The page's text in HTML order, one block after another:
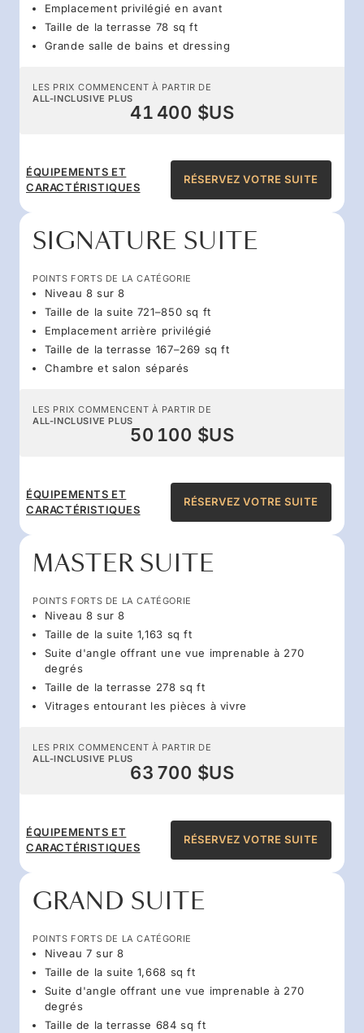
Emplacement privilégié en avant
Taille de la terrasse 78 sq ft
Grande salle de bains et dressing
LES PRIX COMMENCENT À PARTIR DE
ALL-INCLUSIVE PLUS
41 400 $US
ÉQUIPEMENTS ET
CARACTÉRISTIQUES
RÉSERVEZ VOTRE SUITE
SIGNATURE SUITE
POINTS FORTS DE LA CATÉGORIE
Niveau 8 sur 8
Taille de la suite 721–850 sq ft
Emplacement arrière privilégié
Taille de la terrasse 167–269 sq ft
Chambre et salon séparés
LES PRIX COMMENCENT À PARTIR DE
ALL-INCLUSIVE PLUS
50 100 $US
ÉQUIPEMENTS ET
CARACTÉRISTIQUES
RÉSERVEZ VOTRE SUITE
MASTER SUITE
POINTS FORTS DE LA CATÉGORIE
Niveau 8 sur 8
Taille de la suite 1,163 sq ft
Suite d'angle offrant une vue imprenable à 270
degrés
Taille de la terrasse 278 sq ft
Vitrages entourant les pièces à vivre
LES PRIX COMMENCENT À PARTIR DE
ALL-INCLUSIVE PLUS
63 700 $US
ÉQUIPEMENTS ET
CARACTÉRISTIQUES
RÉSERVEZ VOTRE SUITE
GRAND SUITE
POINTS FORTS DE LA CATÉGORIE
Niveau 7 sur 8
Taille de la suite 1,668 sq ft
Suite d'angle offrant une vue imprenable à 270
degrés
Taille de la terrasse 684 sq ft